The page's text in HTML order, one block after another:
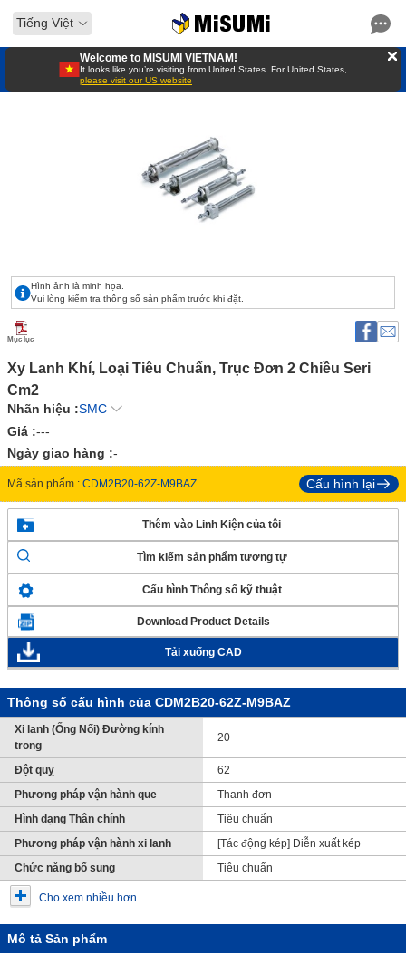
Tiếng Việt
Welcome to MISUMI VIETNAM!
It looks like you’re visiting from United States. For United States,
please visit our US website
Hình ảnh là minh họa.
Vui lòng kiểm tra thông số sản phẩm trước khi đặt.
Mục lục
Xy Lanh Khí, Loại Tiêu Chuẩn, Trục Đơn 2 Chiều Seri
Cm2
Nhãn hiệu :SMC
Giá :---
Ngày giao hàng :-
Mã sản phẩm : CDM2B20-62Z-M9BAZ Cấu hình lại
Thêm vào Linh Kiện của tôi
Tìm kiếm sản phẩm tương tự
Cấu hình Thông số kỹ thuật
Download Product Details
Tải xuống CAD
Thông số cấu hình của CDM2B20-62Z-M9BAZ
Xi lanh (Ống Nối) Đường kính
trong
20
Đột quỵ
62
Phương pháp vận hành que
Thanh đơn
Hình dạng Thân chính
Tiêu chuẩn
Phương pháp vận hành xi lanh
[Tác động kép] Diễn xuất kép
Chức năng bổ sung
Tiêu chuẩn
Cho xem nhiều hơn
Mô tả Sản phẩm